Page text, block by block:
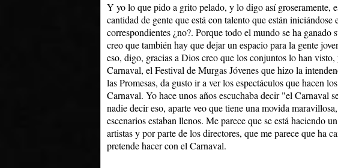
Y yo lo que pido a grito pelado, y lo digo así groseramente,
cantidad de gente que está con talento que están
correspondientes ¿no?. Porque todo el mundo se ha ganado
creo que también hay que dejar un espacio para la gente
eso, digo, gracias a Dios creo que los conjuntos lo han
Carnaval, el Festival de Murgas Jóvenes que hizo la
las Promesas, da gusto ir a ver los espectáculos que hacen
Carnaval. Yo hace unos años escuchaba decir "el Carnaval
nadie decir eso, aparte veo que tiene una movida
escenarios estaban llenos. Me parece que se está haciendo
artistas y por parte de los directores, que me parece que ha
pretende hacer con el Carnaval.